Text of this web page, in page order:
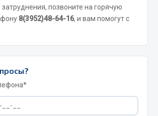
Показать ещё
позвоните на горячую
8(3952)48-64-16, и вам помогут с